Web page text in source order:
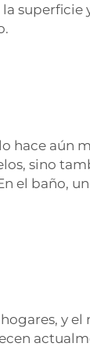
la superficie
hace aún
sino
el baño,
y